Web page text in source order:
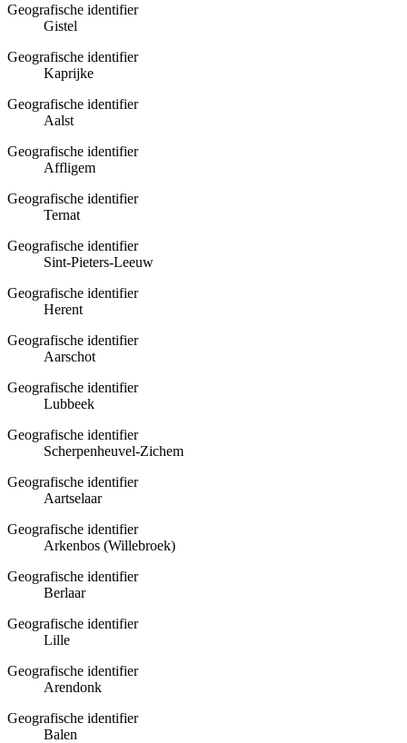
Geografische identifier
Gistel
Geografische identifier
Kaprijke
Geografische identifier
Aalst
Geografische identifier
Affligem
Geografische identifier
Ternat
Geografische identifier
Sint-Pieters-Leeuw
Geografische identifier
Herent
Geografische identifier
Aarschot
Geografische identifier
Lubbeek
Geografische identifier
Scherpenheuvel-Zichem
Geografische identifier
Aartselaar
Geografische identifier
Arkenbos (Willebroek)
Geografische identifier
Berlaar
Geografische identifier
Lille
Geografische identifier
Arendonk
Geografische identifier
Balen